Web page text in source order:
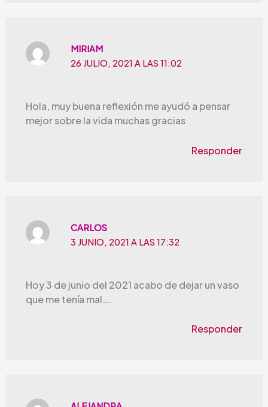
MIRIAM
26 JULIO, 2021 A LAS 11:02
Hola, muy buena reflexión me ayudó a pensar
mejor sobre la vida muchas gracias
Responder
CARLOS
3 JUNIO, 2021 A LAS 17:32
Hoy 3 de junio del 2021 acabo de dejar un vaso
que me tenía mal….
Responder